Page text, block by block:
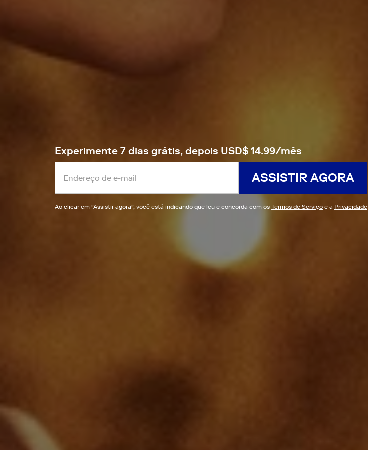
Experimente 7 dias grátis, depois USD$ 14.99/mês
ASSISTIR AGORA
Ao clicar em "Assistir agora", você está indicando que leu e concorda com os Termos de Serviço e a Privacidade